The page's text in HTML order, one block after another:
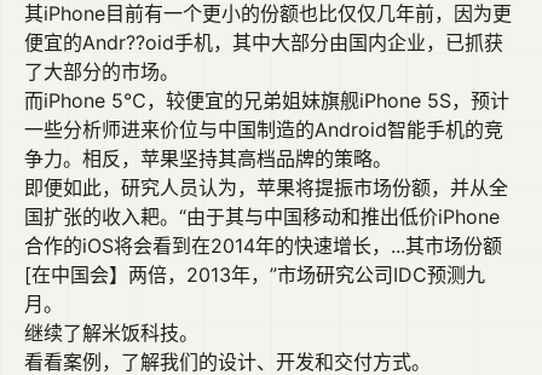
其iPhone目前有一个更小的份额也比仅仅几年前，因为更
便宜的Andr??oid手机，其中大部分由国内企业，已抓获
了大部分的市场。
而iPhone 5℃，较便宜的兄弟姐妹旗舰iPhone 5S，预计
一些分析师进来价位与中国制造的Android智能手机的竞
争力。相反，苹果坚持其高档品牌的策略。
即便如此，研究人员认为，苹果将提振市场份额，并从全
国扩张的收入耙。“由于其与中国移动和推出低价iPhone
合作的iOS将会看到在2014年的快速增长，...其市场份额
[在中国会】两倍，2013年，”市场研究公司IDC预测九
月。
继续了解米饭科技。
看看案例，了解我们的设计、开发和交付方式。